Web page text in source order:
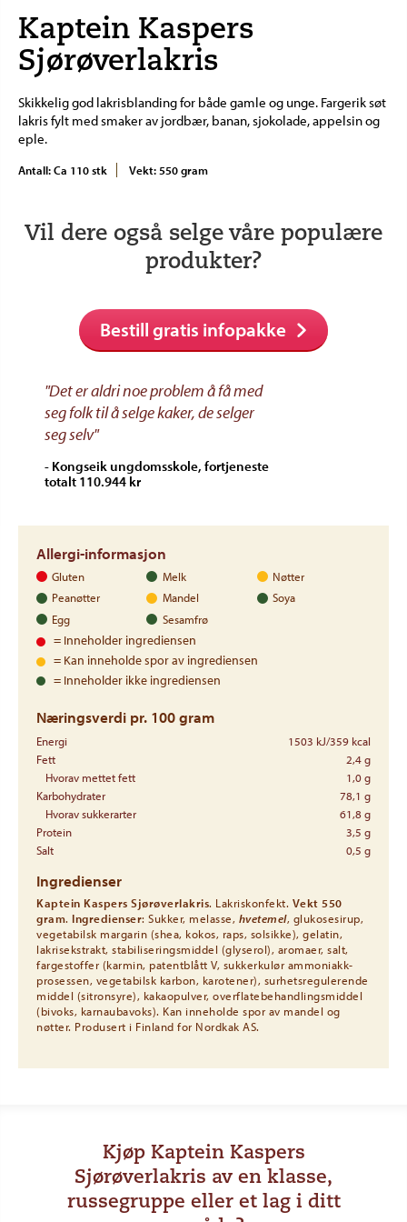
Kaptein Kaspers
Sjørøverlakris
Skikkelig god lakrisblanding for både gamle og unge. Fargerik søt
lakris fylt med smaker av jordbær, banan, sjokolade, appelsin og
eple.
Antall: Ca 110 stk Vekt: 550 gram
Vil dere også selge våre populære
produkter?
Bestill gratis infopakke
"Det er aldri noe problem å få med
seg folk til å selge kaker, de selger
seg selv"
- Kongseik ungdomsskole, fortjeneste
totalt 110.944 kr
Allergi-informasjon
Gluten Melk
Nøtter
Peanøtter
Mandel
Soya
Egg
Sesamfrø
= Inneholder ingrediensen
= Kan inneholde spor av ingrediensen
= Inneholder ikke ingrediensen
Næringsverdi pr. 100 gram
Energi
1503 kJ/359 kcal
Fett
2,4 g
Hvorav mettet fett
1,0 g
Karbohydrater
78,1 g
Hvorav sukkerarter
61,8 g
Protein
3,5 g
Salt
0,5 g
Ingredienser
Kaptein Kaspers Sjørøverlakris. Lakriskonfekt. Vekt 550
gram. Ingredienser: Sukker, melasse, hvetemel, glukosesirup,
vegetabilsk margarin (shea, kokos, raps, solsikke), gelatin,
lakrisekstrakt, stabiliseringsmiddel (glyserol), aromaer, salt,
fargestoffer (karmin, patentblått V, sukkerkulør ammoniakk-
prosessen, vegetabilsk karbon, karotener), surhetsregulerende
middel (sitronsyre), kakaopulver, overflatebehandlingsmiddel
(bivoks, karnaubavoks). Kan inneholde spor av mandel og
nøtter. Produsert i Finland for Nordkak AS.
Kjøp Kaptein Kaspers
Sjørøverlakris av en klasse,
russegruppe eller et lag i ditt